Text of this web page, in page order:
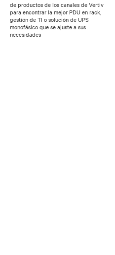
de productos de los canales de Vertiv
para encontrar la mejor PDU en rack,
gestión de TI o solución de UPS
monofásico que se ajuste a sus
necesidades